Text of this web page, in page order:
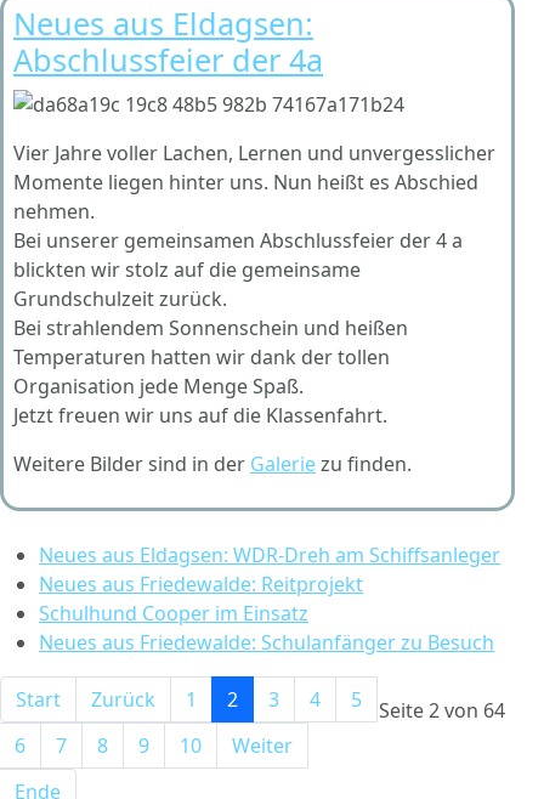
Neues aus Eldagsen:
Abschlussfeier der 4a
Vier Jahre voller Lachen, Lernen und unvergesslicher
Momente liegen hinter uns. Nun heißt es Abschied
nehmen.
Bei unserer gemeinsamen Abschlussfeier der 4 a
blickten wir stolz auf die gemeinsame
Grundschulzeit zurück.
Bei strahlendem Sonnenschein und heißen
Temperaturen hatten wir dank der tollen
Organisation jede Menge Spaß.
Jetzt freuen wir uns auf die Klassenfahrt.
Weitere Bilder sind in der Galeriezu finden.
Neues aus Eldagsen: WDR-Dreh am Schiffsanleger
Neues aus Friedewalde: Reitprojekt
Schulhund Cooper im Einsatz
Neues aus Friedewalde: Schulanfänger zu Besuch
Seite 2 von 64
Start Zurück 1 2 3 4
5
6
7 8 9 10
Weiter
Ende